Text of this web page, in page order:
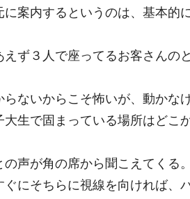
案内するというのは、基本的
えず３人で座ってるお客さん
ないからこそ怖いが、動かな
生で固まっている場所はどこ
の声が角の席から聞こえてくる。
にそちらに視線を向ければ、